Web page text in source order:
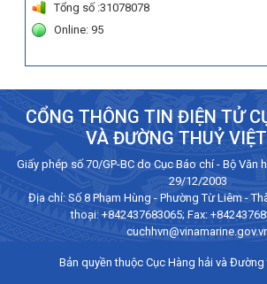
Tổng số :31078078
Online: 95
CỔNG THÔNG TIN ĐIỆN TỬ
VÀ ĐƯỜNG THUỶ
Giấy phép số 70/GP-BC do Cục Báo chí - Bộ Văn
29/12/2003
Địa chỉ: Số 8 Phạm Hùng - Phường Từ Liêm -
thoại: +842437683065; Fax:
Bản quyền thuộc Cục Hàng hải và Đường